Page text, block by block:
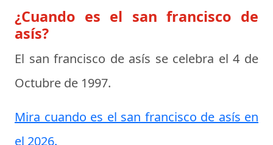
¿Cuando es el san francisco de
asís?
El san francisco de asís se celebra el4 de
Octubre de 1997.
Mira cuando es el san francisco de asís en
el 2026.